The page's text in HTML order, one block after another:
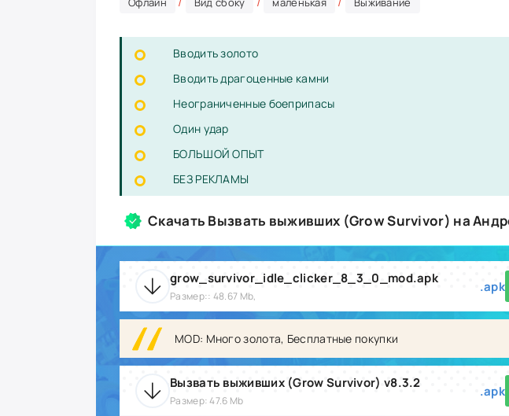
Вводить золото
Вводить драгоценные камни
Неограниченные боеприпасы
Один удар
БОЛЬШОЙ ОПЫТ
БЕЗ РЕКЛАМЫ
Скачать Вызвать выживших (Grow Survivor) на
grow_survivor_idle_clicker_8_3_0_mod.apk
Размер:: 48.67 Mb,
.apk
MOD: Много золота, Бесплатные покупки
Вызвать выживших (Grow Survivor) v8.3.2
Размер: 47.6 Mb
.apk